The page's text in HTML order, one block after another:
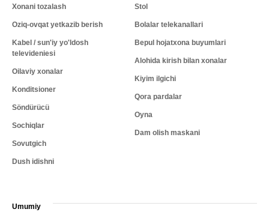
Xonani tozalash
Oziq-ovqat yetkazib berish
Kabel / sun'iy yo'ldosh
televideniesi
Oilaviy xonalar
Konditsioner
Söndürücü
Sochiqlar
Sovutgich
Dush idishni
Stol
Bolalar telekanallari
Bepul hojatxona buyumlari
Alohida kirish bilan xonalar
Kiyim ilgichi
Qora pardalar
Oyna
Dam olish maskani
Umumiy